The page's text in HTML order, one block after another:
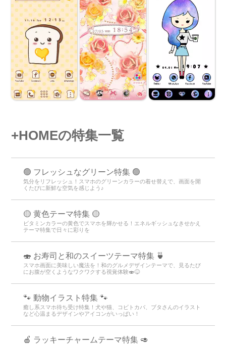
+HOMEの特集一覧
🟢 フレッシュなグリーン特集 🟢
気分をリフレッシュ！スマホのグリーンカラーの着せ替えで、画面を開
くたびに新鮮な空気を感じよう♪
🟡 黄色テーマ特集 🟡
ビタミンカラーの黄色でスマホを輝かせる！エネルギッシュなきせかえ
テーマ特集で日々に彩りを
🍣 お寿司と和のスイーツテーマ特集 🍵
スマホ画面に美味しい魔法を！和のグルメデザインテーマで、見るたび
にお腹が空くようなワクワクする視覚体験🍣😋
🐾 動物イラスト特集 🐾
癒し系スマホ待ち受け特集！犬や猫、コビトカバ、ブタさんのイラスト
など心温まるデザインやアイコンがいっぱい！
🍎 ラッキーチャームテーマ特集 🥑